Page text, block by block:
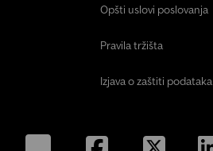
Opšti uslovi poslovanja
Pravila tržišta
Izjava o zaštiti podataka